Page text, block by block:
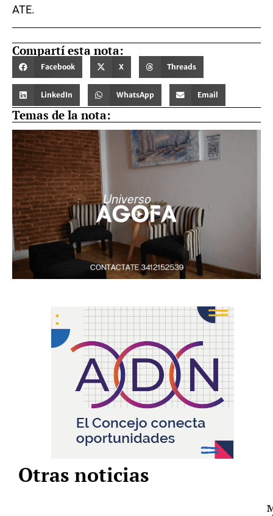
ATE.
Compartí esta nota:
Facebook X Threads
LinkedIn WhatsApp Email
Temas de la nota:
Otras noticias